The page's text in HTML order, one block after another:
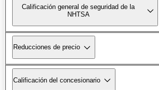
Calificación general de seguridad de la
NHTSA
Reducciones de precio
Calificación del concesionario